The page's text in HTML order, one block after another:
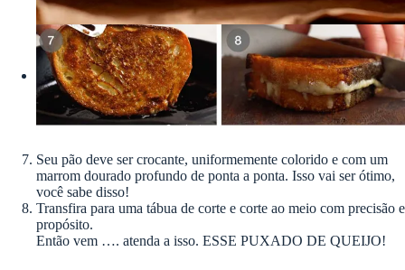
Seu pão deve ser crocante, uniformemente colorido e com um
marrom dourado profundo de ponta a ponta. Isso vai ser ótimo,
você sabe disso!
Transfira para uma tábua de corte e corte ao meio com precisão e
propósito.
Então vem …. atenda a isso. ESSE PUXADO DE QUEIJO!